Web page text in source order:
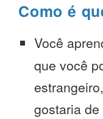
Como é
Você
que você
gostaria